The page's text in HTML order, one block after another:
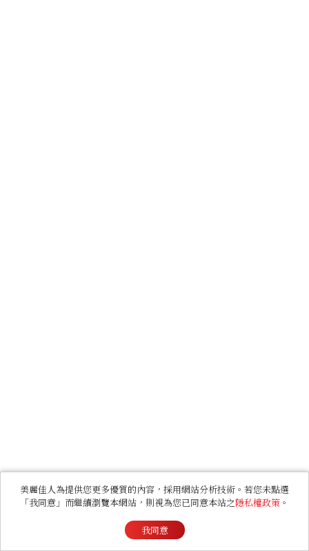
美麗佳人為提供您更多優質的內容，採用網站分析技術。若您未點選
「我同意」而繼續瀏覽本網站，則視為您已同意本站之隱私權政策 。
我同意